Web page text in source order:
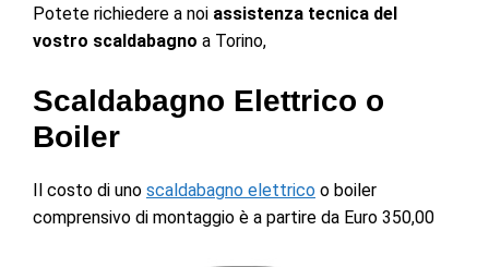
Potete richiedere a noi assistenza tecnica del
vostro scaldabagno a Torino,
Scaldabagno Elettrico o
Boiler
Il costo di uno scaldabagno elettrico o boiler
comprensivo di montaggio è a partire da Euro 350,00